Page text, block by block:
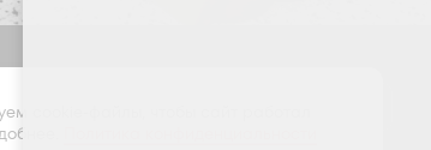
cookie-файлы, чтобы сайт работал